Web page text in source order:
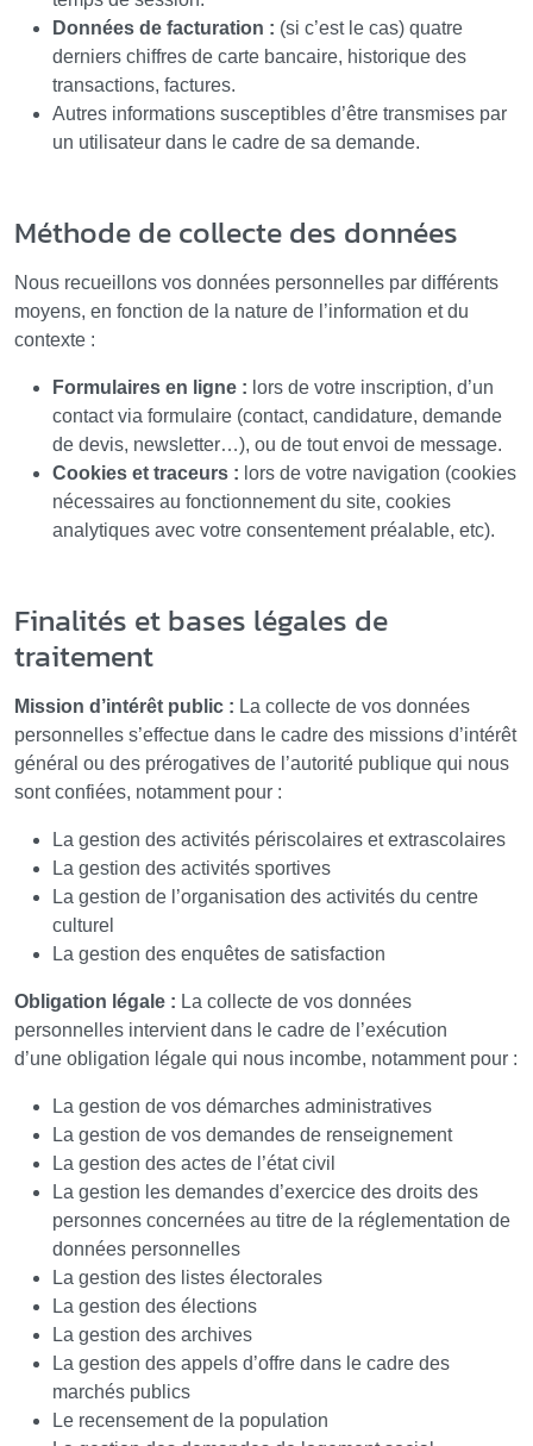
Données de facturation : (si c’est le cas) quatre
derniers chiffres de carte bancaire, historique des
transactions, factures.
Autres informations susceptibles d’être transmises par
un utilisateur dans le cadre de sa demande.
Méthode de collecte des données
Nous recueillons vos données personnelles par différents
moyens, en fonction de la nature de l’information et du
contexte :
Formulaires en ligne : lors de votre inscription, d’un
contact via formulaire (contact, candidature, demande
de devis, newsletter…), ou de tout envoi de message.
Cookies et traceurs : lors de votre navigation (cookies
nécessaires au fonctionnement du site, cookies
analytiques avec votre consentement préalable, etc).
Finalités et bases légales de
traitement
Mission d’intérêt public : La collecte de vos données
personnelles s’effectue dans le cadre des missions d’intérêt
général ou des prérogatives de l’autorité publique qui nous
sont confiées, notamment pour :
La gestion des activités périscolaires et extrascolaires
La gestion des activités sportives
La gestion de l’organisation des activités du centre
culturel
La gestion des enquêtes de satisfaction
Obligation légale : La collecte de vos données
personnelles intervient dans le cadre de l’exécution
d’une obligation légale qui nous incombe, notamment pour :
La gestion de vos démarches administratives
La gestion de vos demandes de renseignement
La gestion des actes de l’état civil
La gestion les demandes d’exercice des droits des
personnes concernées au titre de la réglementation de
données personnelles
La gestion des listes électorales
La gestion des élections
La gestion des archives
La gestion des appels d’offre dans le cadre des
marchés publics
Le recensement de la population